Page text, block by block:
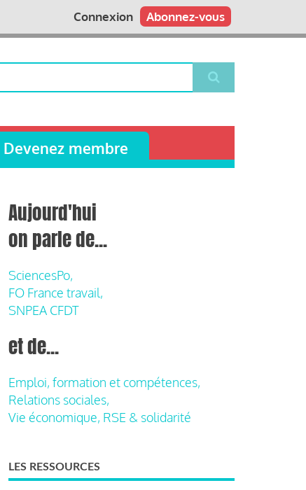
Abonnez-vous
Connexion
Devenez membre
Aujourd'hui
on parle de...
SciencesPo,
FO France travail,
SNPEA CFDT
et de...
Emploi, formation et compétences,
Relations sociales,
Vie économique, RSE & solidarité
LES RESSOURCES